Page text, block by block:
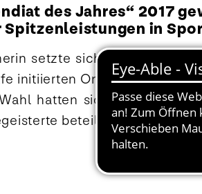
des Jahres“ 2017
in
beteiligt.